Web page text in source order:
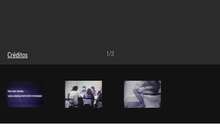
Créditos
© Allan Kaprow Estate
Centre Pompidou, MNAM-CCI
Referencia de la imagen : 2A41464 [1994 CX 1073]
1/3